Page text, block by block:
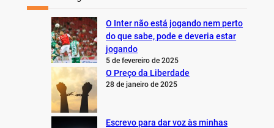
O Inter não está jogando nem perto
do que sabe, pode e deveria estar
jogando
5 de fevereiro de 2025
O Preço da Liberdade
28 de janeiro de 2025
Escrevo para dar voz às minhas